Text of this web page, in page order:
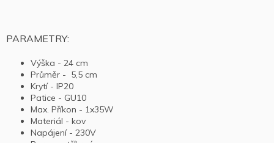
PARAMETRY:
Výška - 24 cm
Průměr - 5,5 cm
Krytí - IP20
Patice - GU10
Max. Příkon - 1x35W
Materiál - kov
Napájení - 230V